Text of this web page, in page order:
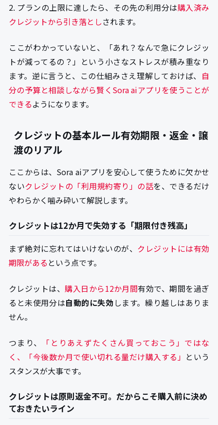
2. プランの上限に達したら、その先の利用分は購入済み
クレジットから引き落としされます。
ここがわかっていないと、「あれ？なんで急にクレジッ
トが減ってるの？」という小さなストレスが積み重なり
ます。逆に言うと、この仕組みさえ理解しておけば、 自
分の予算と相談しながら賢くSora aiアプリを使うことが
できるようになります。
クレジットの基本ルール有効期限・返金・譲
渡のリアル
ここからは、Sora aiアプリを安心して使うために欠かせ
ないクレジットの「利用規約寄り」の話を、できるだけ
やわらかく噛み砕いて解説します。
クレジットは12か月で失効する「期限付き残高」
まず絶対に忘れてはいけないのが、 クレジットには有効
期限がある という点です。
クレジットは、購入日から12か月間有効で、期間を過ぎ
ると未使用分は自動的に失効 します。繰り越しはありま
せん。
つまり、
「とりあえずたくさん買っておこう」ではな
く、「今後数か月で使い切れる量だけ購入する」 という
スタンスが大事です。
クレジットは原則返金不可。だからこそ購入前に決め
ておきたいライン